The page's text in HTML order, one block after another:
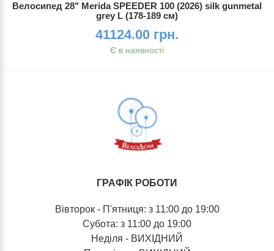
Велосипед 28" Merida SPEEDER 100 (2026) silk gunmetal
grey L (178-189 см)
41124.00 грн.
Є в наявності
ГРАФІК РОБОТИ
Вівторок - П'ятниця: з 11:00 до 19:00
Субота: з 11:00 до 19:00
Неділя - ВИХІДНИЙ